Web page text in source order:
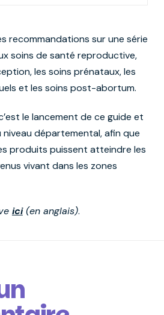
recommandations sur une série
soins de santé reproductive,
les soins prénataux, les
et les soins post-abortum.
le lancement de ce guide et
départemental, afin que
produits puissent atteindre les
vivant dans les zones
ici(en anglais).